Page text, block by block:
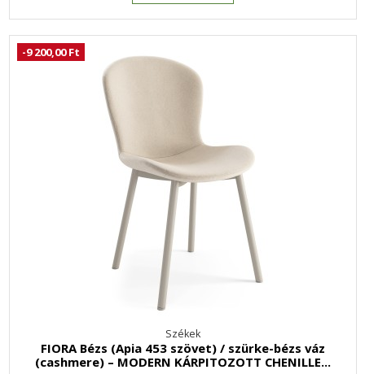
-9 200,00 Ft
Székek
FIORA Bézs (Apia 453 szövet) / szürke-bézs váz
(cashmere) – MODERN KÁRPITOZOTT CHENILLE...